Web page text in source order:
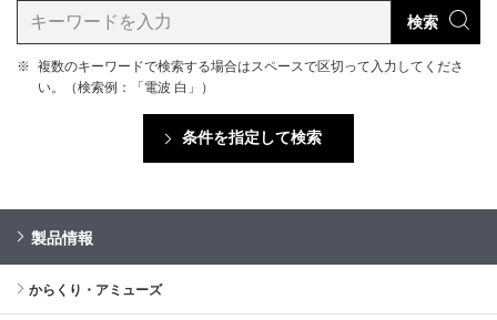
検索
※ 複数のキーワードで検索する場合はスペースで区切って入力してくださ
い。（検索例：「電波 白」）
条件を指定して検索
製品情報
からくり・アミューズ